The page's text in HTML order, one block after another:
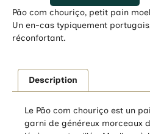
Pão com chouriço, petit pain
Un en-cas typiquement
réconfortant.
Description
Le Pão com chouriço est un
garni de généreux morceaux